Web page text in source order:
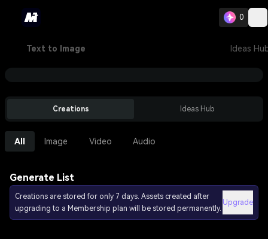
0
Text to Image Ideas
Creations Ideas Hub
All Image Video Audio
Generate List
Creations are stored for only 7 days. Assets created after
upgrading to a Membership plan will be stored permanently.
Upgrade